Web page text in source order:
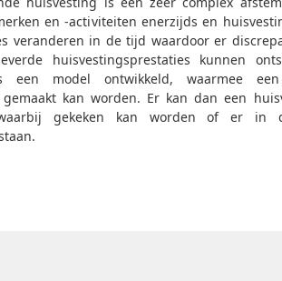
en -activiteiten enerzijds en
veranderen in de tijd waardoor er
huisvestingsprestaties kunnen
een model ontwikkeld, waarmee
kan worden. Er kan dan een
gekeken kan worden of er in